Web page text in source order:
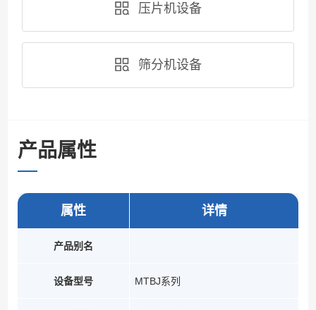
压片机设备
筛分机设备
产品属性
属性
产品别名
设备型号
详情
MTBJ系列